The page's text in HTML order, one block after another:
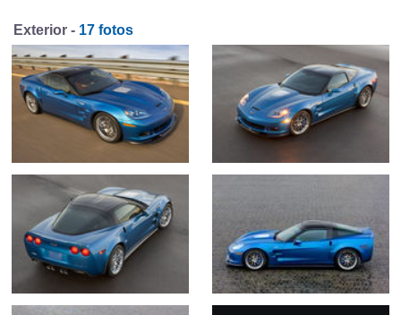
Exterior - 17 fotos